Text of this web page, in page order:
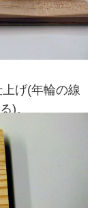
げ(年輪の線
)。